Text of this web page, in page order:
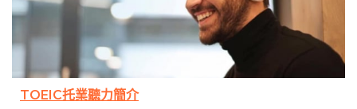
TOEIC托業聽力簡介